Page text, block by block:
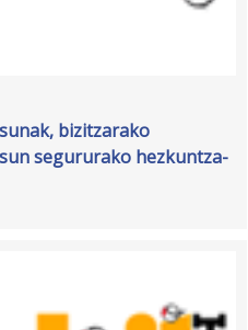
bizitzarako
segururako hezkuntza-